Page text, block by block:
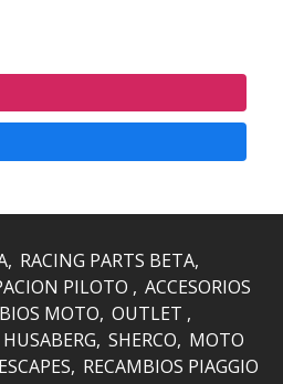
RACING PARTS BETA
PILOTO
ACCESORIOS
MOTO OUTLET
HUSABERG SHERCO MOTO
ESCAPES RECAMBIOS PIAGGIO